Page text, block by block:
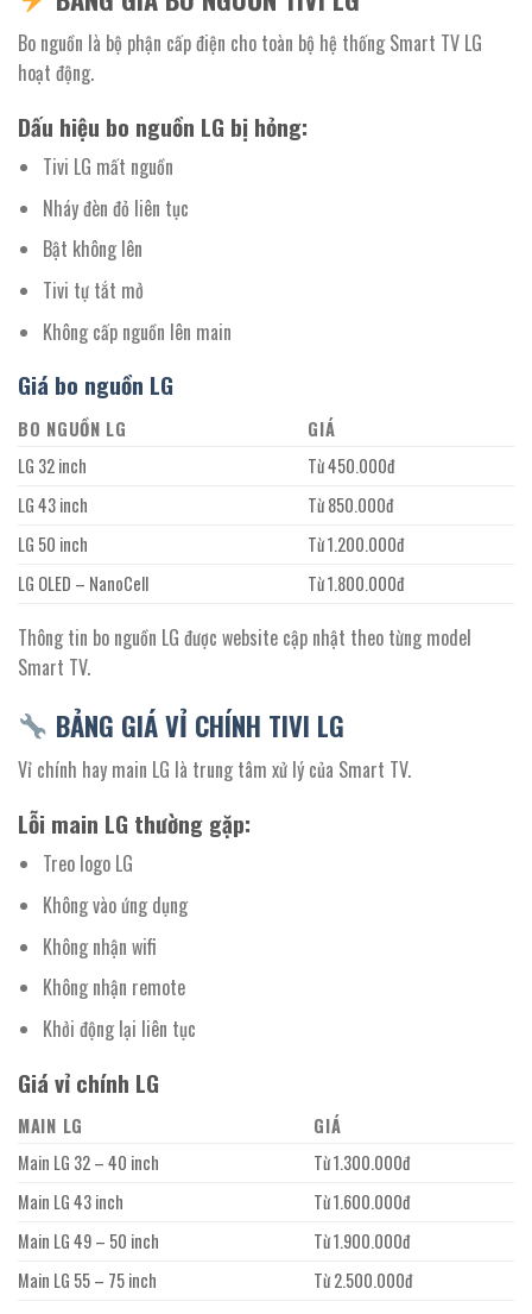
Bo nguồn là bộ phận cấp điện cho toàn bộ hệ thống Smart TV LG
hoạt động.
Dấu hiệu bo nguồn LG bị hỏng:
Tivi LG mất nguồn
Nháy đèn đỏ liên tục
Bật không lên
Tivi tự tắt mở
Không cấp nguồn lên main
Giá bo nguồn LG
BO NGUỒN LG
GIÁ
LG 32 inch
Từ 450.000đ
LG 43 inch
Từ 850.000đ
LG 50 inch
Từ 1.200.000đ
LG OLED – NanoCell
Từ 1.800.000đ
Thông tin bo nguồn LG được website cập nhật theo từng model
Smart TV.
BẢNG GIÁ VỈ CHÍNH TIVI LG
Vỉ chính hay main LG là trung tâm xử lý của Smart TV.
Lỗi main LG thường gặp:
Treo logo LG
Không vào ứng dụng
Không nhận wifi
Không nhận remote
Khởi động lại liên tục
Giá vỉ chính LG
MAIN LG
GIÁ
Main LG 32 – 40 inch
Từ 1.300.000đ
Main LG 43 inch
Từ 1.600.000đ
Main LG 49 – 50 inch
Từ 1.900.000đ
Main LG 55 – 75 inch
Từ 2.500.000đ